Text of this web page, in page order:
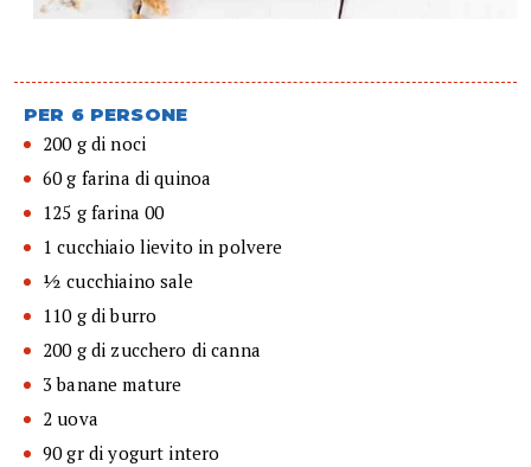
PER 6 PERSONE
200 g di noci
60 g farina di quinoa
125 g farina 00
1 cucchiaio lievito in polvere
½ cucchiaino sale
110 g di burro
200 g di zucchero di canna
3 banane mature
2 uova
90 gr di yogurt intero